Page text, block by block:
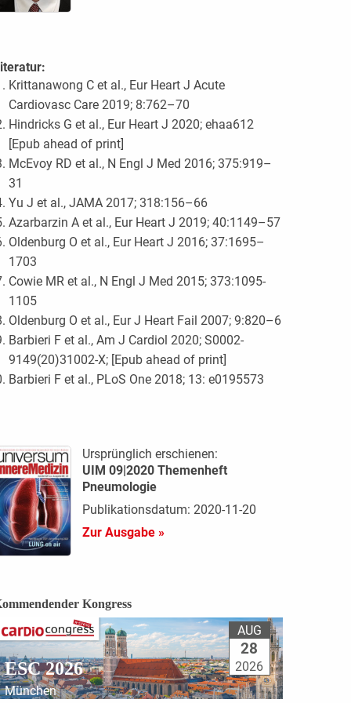
Krittanawong C et al., Eur Heart J Acute
Cardiovasc Care 2019; 8:762–70
Hindricks G et al., Eur Heart J 2020; ehaa612
[Epub ahead of print]
McEvoy RD et al., N Engl J Med 2016; 375:919–
31
Yu J et al., JAMA 2017; 318:156–66
Azarbarzin A et al., Eur Heart J 2019; 40:1149–57
Oldenburg O et al., Eur Heart J 2016; 37:1695–
1703
Cowie MR et al., N Engl J Med 2015; 373:1095-
1105
Oldenburg O et al., Eur J Heart Fail 2007; 9:820–6
Barbieri F et al., Am J Cardiol 2020; S0002-
9149(20)31002-X; [Epub ahead of print]
Barbieri F et al., PLoS One 2018; 13: e0195573
Ursprünglich erschienen:
UIM 09|2020 Themenheft
Pneumologie
Publikationsdatum: 2020-11-20
Zur Ausgabe »
Kongress
ESC 2026
München
AUG
28
2026